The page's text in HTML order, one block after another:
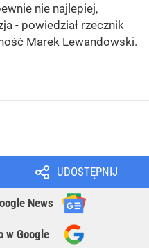
nie najlepiej,
- powiedział rzecznik
Marek Lewandowski.
UDOSTĘPNIJ
News
w Google